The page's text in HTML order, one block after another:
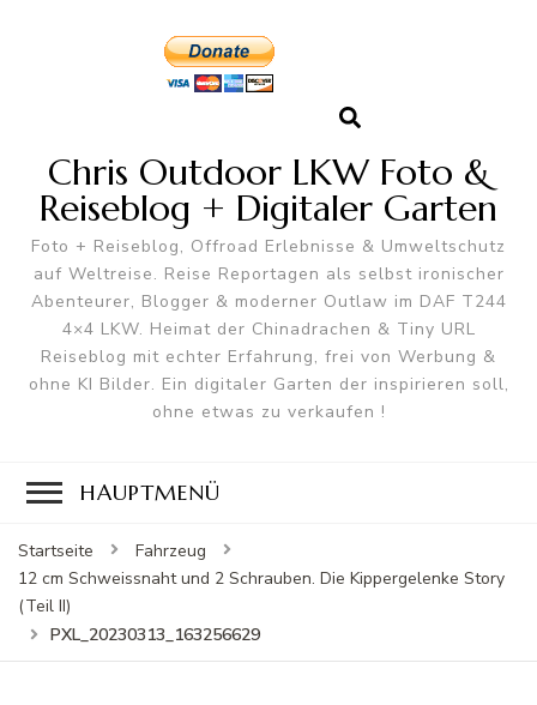
Chris Outdoor LKW Foto &
Reiseblog + Digitaler Garten
Foto + Reiseblog, Offroad Erlebnisse & Umweltschutz
auf Weltreise. Reise Reportagen als selbst ironischer
Abenteurer, Blogger & moderner Outlaw im DAF T244
4×4 LKW. Heimat der Chinadrachen & Tiny URL
Reiseblog mit echter Erfahrung, frei von Werbung &
ohne KI Bilder. Ein digitaler Garten der inspirieren soll,
ohne etwas zu verkaufen !
HAUPTMENÜ
Startseite
Fahrzeug
12 cm Schweissnaht und 2 Schrauben. Die Kippergelenke Story
(Teil II)
PXL_20230313_163256629